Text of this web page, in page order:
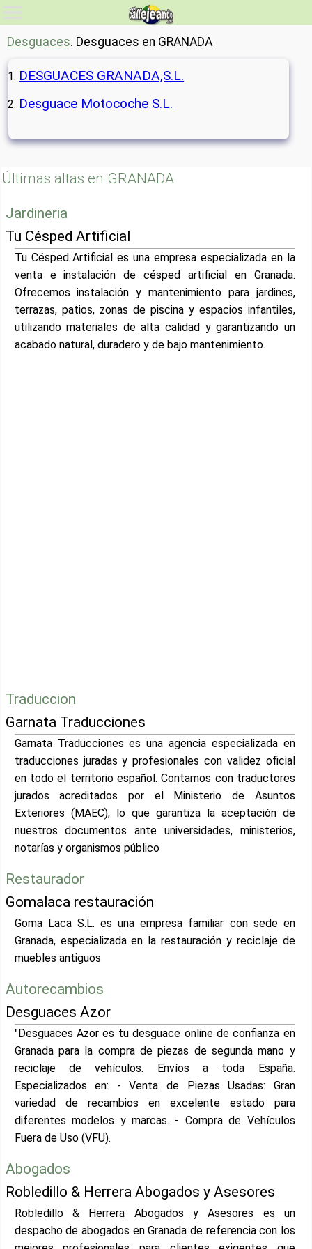
Desguaces. Desguaces en GRANADA
DESGUACES GRANADA,S.L.
Desguace Motocoche S.L.
Últimas altas en GRANADA
Jardineria
Tu Césped Artificial
Tu Césped Artificial es una empresa especializada en la
venta e instalación de césped artificial en Granada.
Ofrecemos instalación y mantenimiento para jardines,
terrazas, patios, zonas de piscina y espacios infantiles,
utilizando materiales de alta calidad y garantizando un
acabado natural, duradero y de bajo mantenimiento.
Traduccion
Garnata Traducciones
Garnata Traducciones es una agencia especializada en
traducciones juradas y profesionales con validez oficial
en todo el territorio español. Contamos con traductores
jurados acreditados por el Ministerio de Asuntos
Exteriores (MAEC), lo que garantiza la aceptación de
nuestros documentos ante universidades, ministerios,
notarías y organismos público
Restaurador
Gomalaca restauración
Goma Laca S.L. es una empresa familiar con sede en
Granada, especializada en la restauración y reciclaje de
muebles antiguos
Autorecambios
Desguaces Azor
"Desguaces Azor es tu desguace online de confianza en
Granada para la compra de piezas de segunda mano y
reciclaje de vehículos. Envíos a toda España.
Especializados en: - Venta de Piezas Usadas: Gran
variedad de recambios en excelente estado para
diferentes modelos y marcas. - Compra de Vehículos
Fuera de Uso (VFU).
Abogados
Robledillo & Herrera Abogados y Asesores
Robledillo & Herrera Abogados y Asesores es un
despacho de abogados en Granada de referencia con los